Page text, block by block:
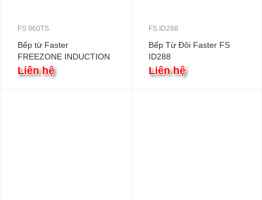
FS 960TS
Bếp từ Faster
FREEZONE INDUCTION
COOKTOP FS 960TS
Liên hệ
FS ID288
Bếp Từ Đôi Faster FS
ID288
Liên hệ